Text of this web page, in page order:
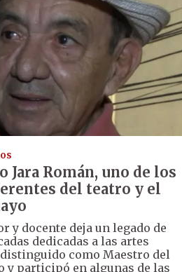
Jara Román, uno de los
del teatro y el
y docente deja un legado de
dedicadas a las artes
distinguido como Maestro del
y participó en algunas de las